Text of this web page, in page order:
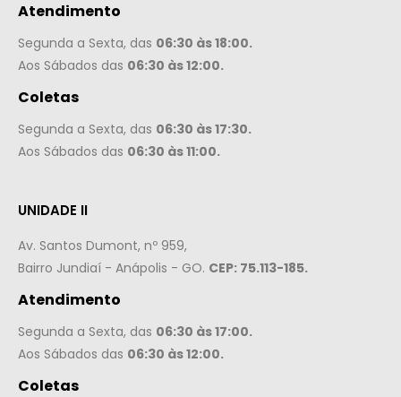
Atendimento
Segunda a Sexta, das 06:30 às 18:00.
Aos Sábados das 06:30 às 12:00.
Coletas
Segunda a Sexta, das 06:30 às 17:30.
Aos Sábados das 06:30 às 11:00.
UNIDADE II
Av. Santos Dumont, nº 959,
Bairro Jundiaí - Anápolis - GO. CEP: 75.113-185.
Atendimento
Segunda a Sexta, das 06:30 às 17:00.
Aos Sábados das 06:30 às 12:00.
Coletas